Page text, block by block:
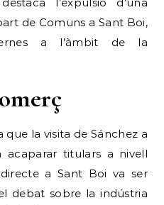
de Comuns a Sant Boi,
a l’àmbit de la
la visita de Sánchez a
acaparar titulars a nivell
a Sant Boi va ser
debat sobre la indústria